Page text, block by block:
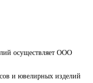
осуществляет ООО
и ювелирных изделий